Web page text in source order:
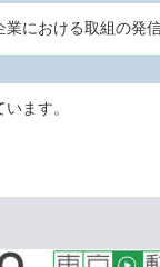
における取組の発
ます。